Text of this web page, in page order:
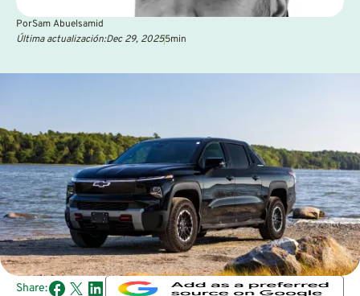
PorSam Abuelsamid
Última actualización:Dec 29, 20255min
Share: